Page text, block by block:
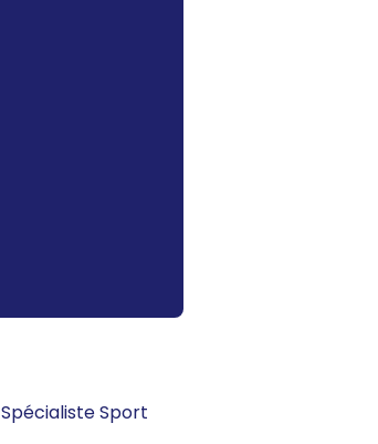
Spécialiste Sport